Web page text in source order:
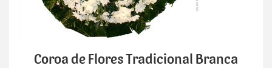
Coroa de Flores Tradicional Branca